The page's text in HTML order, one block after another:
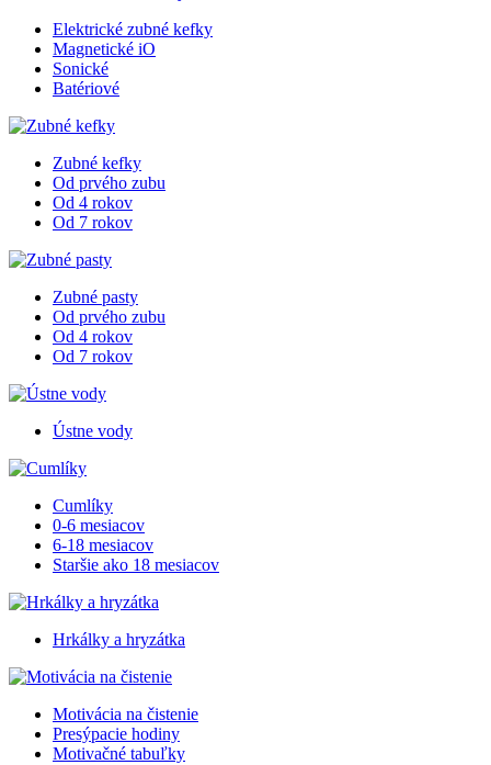
Elektrické zubné kefky
Magnetické iO
Sonické
Batériové
Zubné kefky
Od prvého zubu
Od 4 rokov
Od 7 rokov
Zubné pasty
Od prvého zubu
Od 4 rokov
Od 7 rokov
Ústne vody
Cumlíky
0-6 mesiacov
6-18 mesiacov
Staršie ako 18 mesiacov
Hrkálky a hryzátka
Motivácia na čistenie
Presýpacie hodiny
Motivačné tabuľky